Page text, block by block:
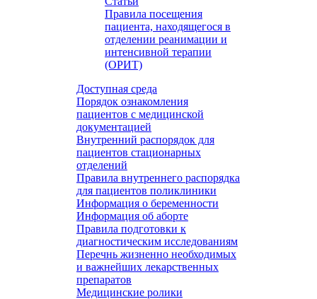
Правила посещения
пациента, находящегося в
отделении реанимации и
интенсивной терапии
(ОРИТ)
Доступная среда
Порядок ознакомления
пациентов с медицинской
документацией
Внутренний распорядок для
пациентов стационарных
отделений
Правила внутреннего распорядка
для пациентов поликлиники
Информация о беременности
Информация об аборте
Правила подготовки к
диагностическим исследованиям
Перечнь жизненно необходимых
и важнейших лекарственных
препаратов
Медицинские ролики